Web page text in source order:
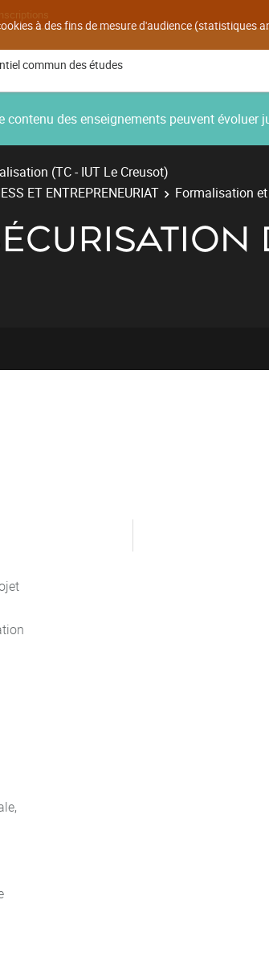
à des fins de mesure d'audience (statistiques
commun des études
des enseignements peuvent évoluer
(TC - IUT Le Creusot)
ET ENTREPRENEURIAT Formalisation